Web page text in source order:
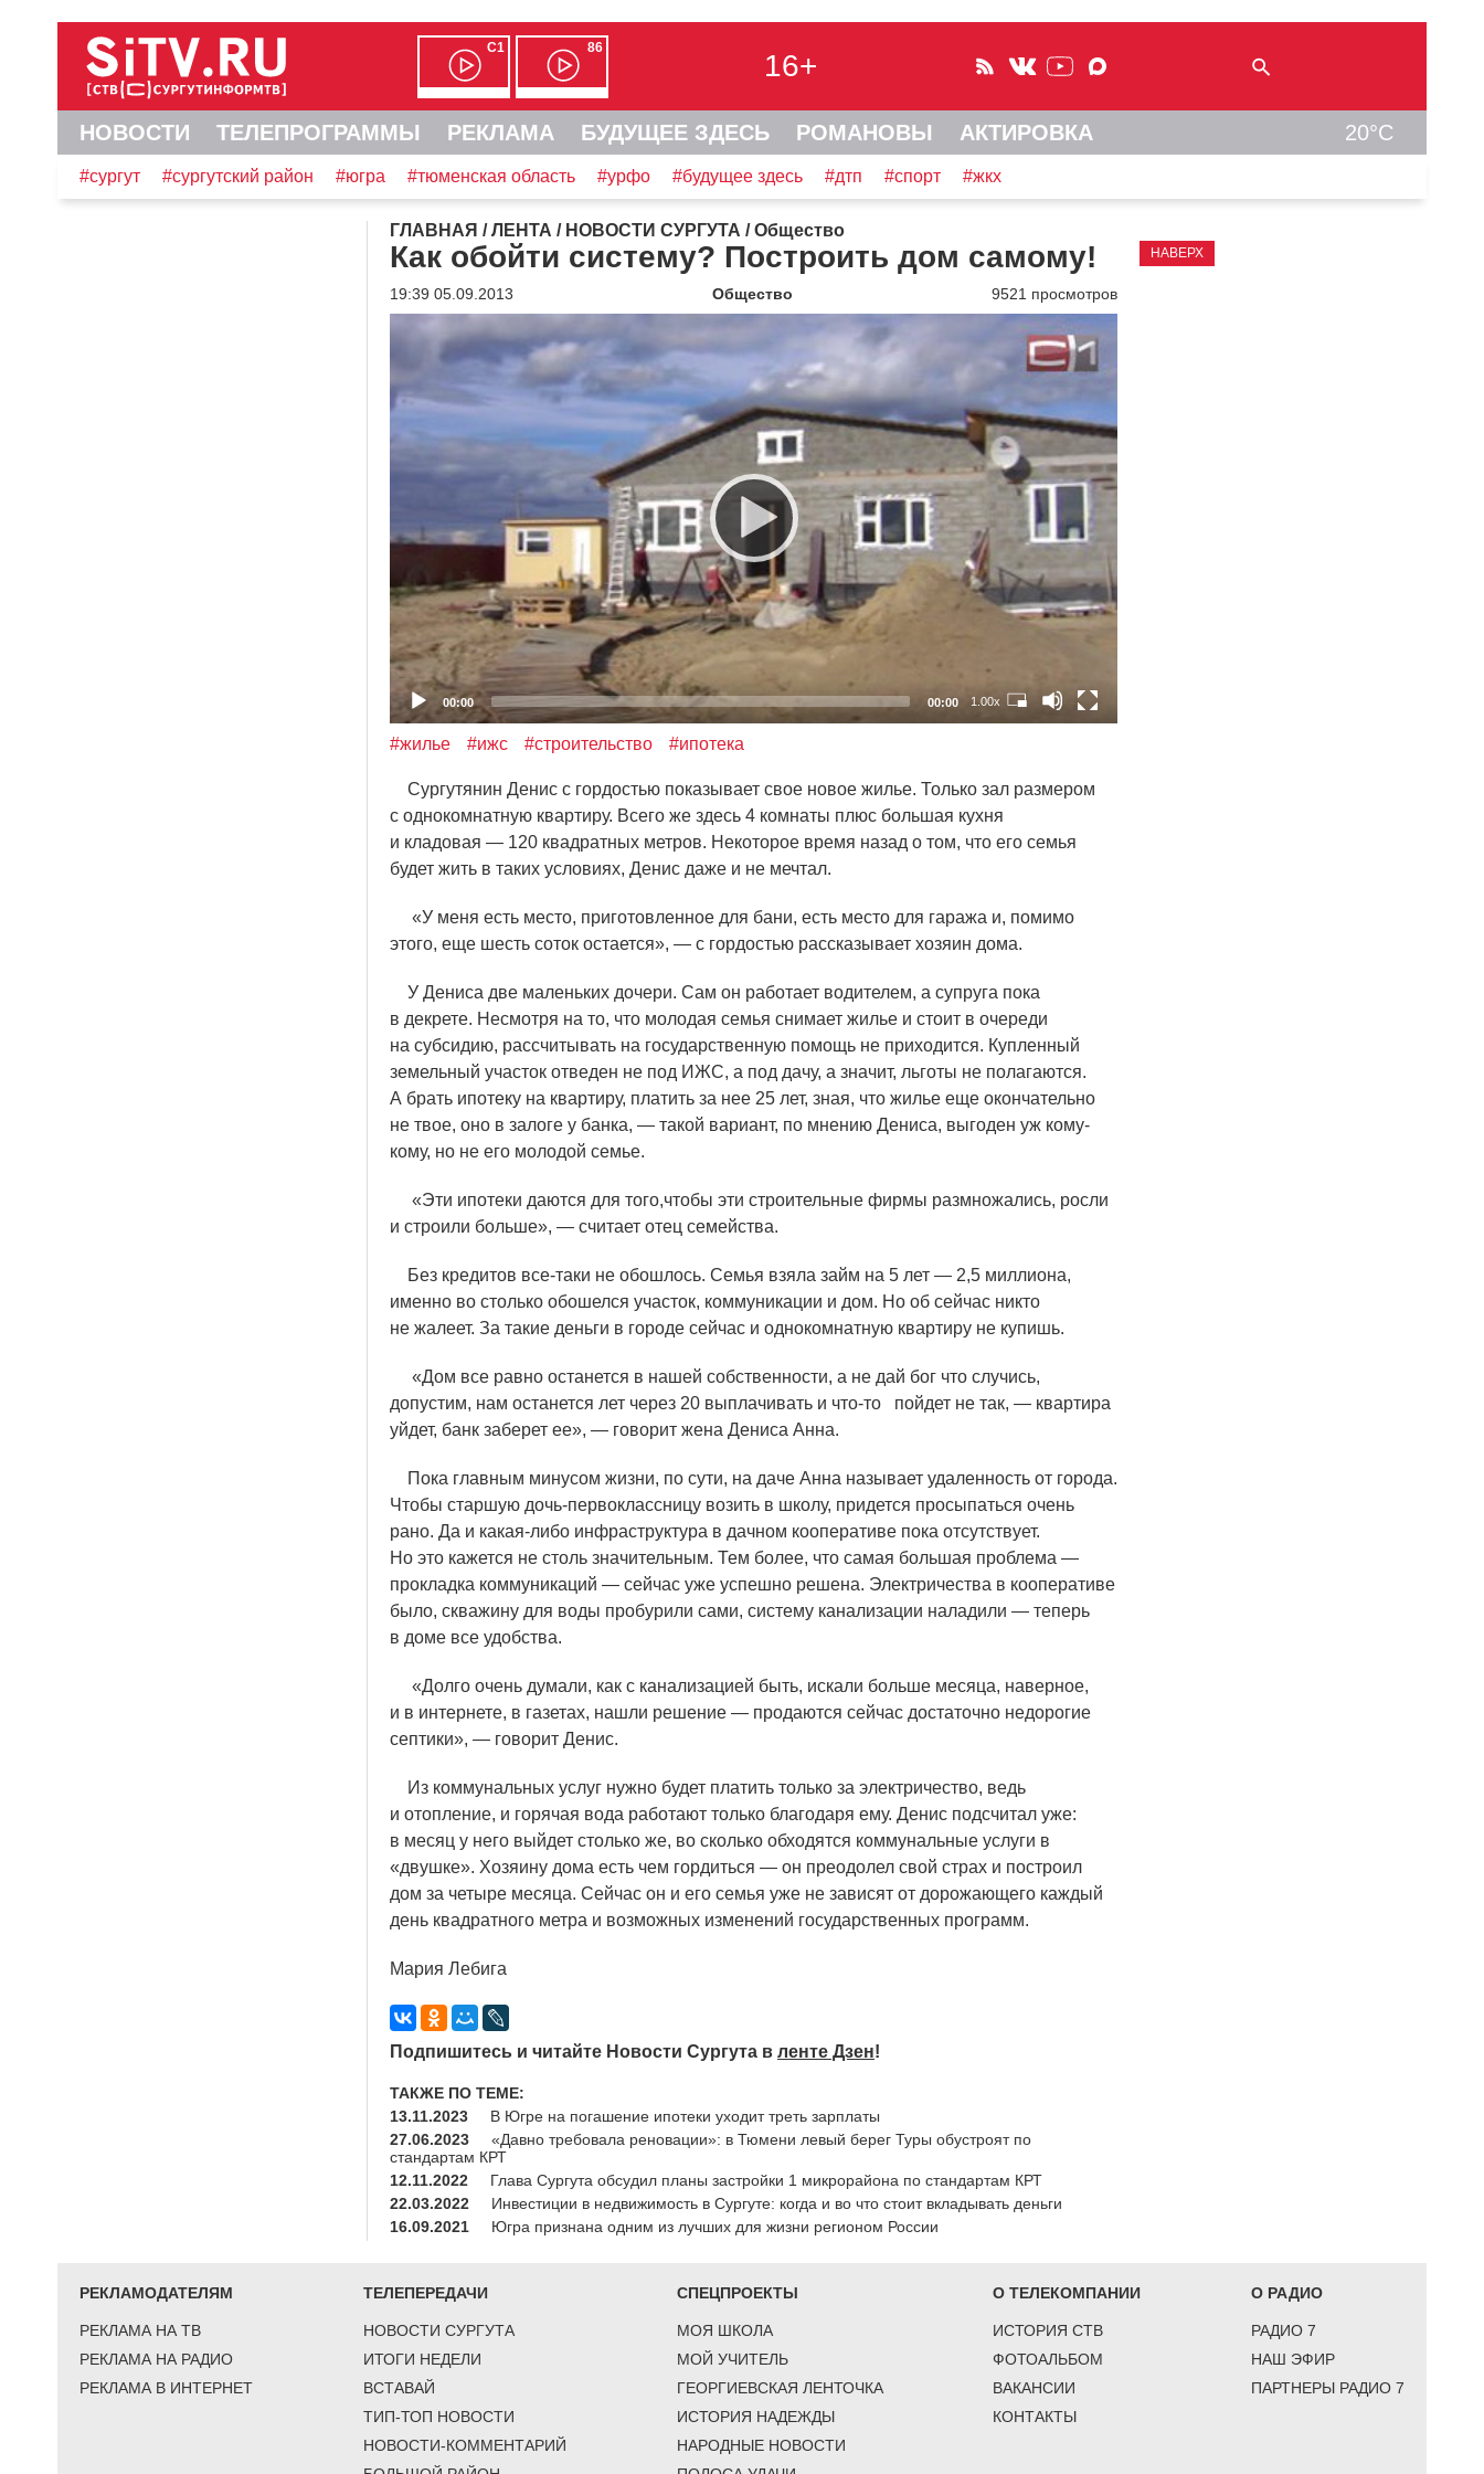
С1 86
16+
НОВОСТИ ТЕЛЕПРОГРАММЫ РЕКЛАМА БУДУЩЕЕ ЗДЕСЬ РОМАНОВЫ АКТИРОВКА 20°C
#сургут #сургутский район #югра #тюменская область #урфо #будущее здесь #дтп #спорт #жкх
ГЛАВНАЯ /ЛЕНТА / НОВОСТИ СУРГУТА /Общество
Как обойти систему? Построить дом самому!
19:39 05.09.2013 Общество 9521 просмотров
Видеоплеер
00:00 00:00 1.00x
#жилье #ижс #строительство #ипотека
Сургутянин Денис с гордостью показывает свое новое жилье. Только зал размером
с однокомнатную квартиру. Всего же здесь 4 комнаты плюс большая кухня
и кладовая — 120 квадратных метров. Некоторое время назад о том, что его семья
будет жить в таких условиях, Денис даже и не мечтал.
«У меня есть место, приготовленное для бани, есть место для гаража и, помимо
этого, еще шесть соток остается», — с гордостью рассказывает хозяин дома.
У Дениса две маленьких дочери. Сам он работает водителем, а супруга пока
в декрете. Несмотря на то, что молодая семья снимает жилье и стоит в очереди
на субсидию, рассчитывать на государственную помощь не приходится. Купленный
земельный участок отведен не под ИЖС, а под дачу, а значит, льготы не полагаются.
А брать ипотеку на квартиру, платить за нее 25 лет, зная, что жилье еще окончательно
не твое, оно в залоге у банка, — такой вариант, по мнению Дениса, выгоден уж кому-
кому, но не его молодой семье.
«Эти ипотеки даются для того,чтобы эти строительные фирмы размножались, росли
и строили больше», — считает отец семейства.
Без кредитов все-таки не обошлось. Семья взяла займ на 5 лет — 2,5 миллиона,
именно во столько обошелся участок, коммуникации и дом. Но об сейчас никто
не жалеет. За такие деньги в городе сейчас и однокомнатную квартиру не купишь.
«Дом все равно останется в нашей собственности, а не дай бог что случись,
допустим, нам останется лет через 20 выплачивать и что-то пойдет не так, — квартира
уйдет, банк заберет ее», — говорит жена Дениса Анна.
Пока главным минусом жизни, по сути, на даче Анна называет удаленность от города.
Чтобы старшую дочь-первоклассницу возить в школу, придется просыпаться очень
рано. Да и какая-либо инфраструктура в дачном кооперативе пока отсутствует.
Но это кажется не столь значительным. Тем более, что самая большая проблема —
прокладка коммуникаций — сейчас уже успешно решена. Электричества в кооперативе
было, скважину для воды пробурили сами, систему канализации наладили — теперь
в доме все удобства.
«Долго очень думали, как с канализацией быть, искали больше месяца, наверное,
и в интернете, в газетах, нашли решение — продаются сейчас достаточно недорогие
септики», — говорит Денис.
Из коммунальных услуг нужно будет платить только за электричество, ведь
и отопление, и горячая вода работают только благодаря ему. Денис подсчитал уже:
в месяц у него выйдет столько же, во сколько обходятся коммунальные услуги в
«двушке». Хозяину дома есть чем гордиться — он преодолел свой страх и построил
дом за четыре месяца. Сейчас он и его семья уже не зависят от дорожающего каждый
день квадратного метра и возможных изменений государственных программ.
Мария Лебига
Подпишитесь и читайте Новости Сургута в ленте Дзен!
ТАКЖЕ ПО ТЕМЕ:
13.11.2023
В Югре на погашение ипотеки уходит треть зарплаты
27.06.2023
«Давно требовала реновации»: в Тюмени левый берег Туры обустроят по
стандартам КРТ
12.11.2022
Глава Сургута обсудил планы застройки 1 микрорайона по стандартам КРТ
22.03.2022
Инвестиции в недвижимость в Сургуте: когда и во что стоит вкладывать деньги
16.09.2021
Югра признана одним из лучших для жизни регионом России
НАВЕРХ
РЕКЛАМОДАТЕЛЯМ
РЕКЛАМА НА ТВ
РЕКЛАМА НА РАДИО
РЕКЛАМА В ИНТЕРНЕТ
ТЕЛЕПЕРЕДАЧИ
НОВОСТИ СУРГУТА
ИТОГИ НЕДЕЛИ
ВСТАВАЙ
ТИП-ТОП НОВОСТИ
НОВОСТИ-КОММЕНТАРИЙ
СПЕЦПРОЕКТЫ
МОЯ ШКОЛА
МОЙ УЧИТЕЛЬ
ГЕОРГИЕВСКАЯ ЛЕНТОЧКА
ИСТОРИЯ НАДЕЖДЫ
НАРОДНЫЕ НОВОСТИ
О ТЕЛЕКОМПАНИИ
ИСТОРИЯ СТВ
ФОТОАЛЬБОМ
ВАКАНСИИ
КОНТАКТЫ
О РАДИО
РАДИО 7
НАШ ЭФИР
ПАРТНЕРЫ РАДИО 7